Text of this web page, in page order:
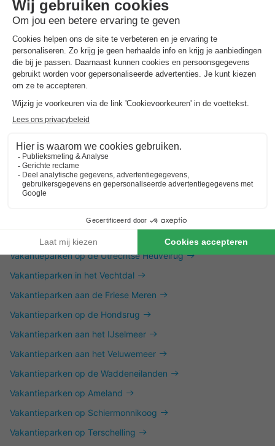
Dit is ook interessant
Vakantieparken in Zuid-Limburg
Vakantieparken in de Achterhoek
Vakantieparken op de Utrechtse Heuvelrug
Vakantieparken in het Vechtdal
Vakantieparken aan de Friese Meren
Vakantieparken op de Hondsrug
Vakantieparken aan het IJselmeer
Vakantieparken aan het Veluwemeer
Vakantieparken op de Waddeneilanden
Vakantieparken op Ameland
Vakantieparken op Schiermonnikoog
Vakantieparken op Terschelling